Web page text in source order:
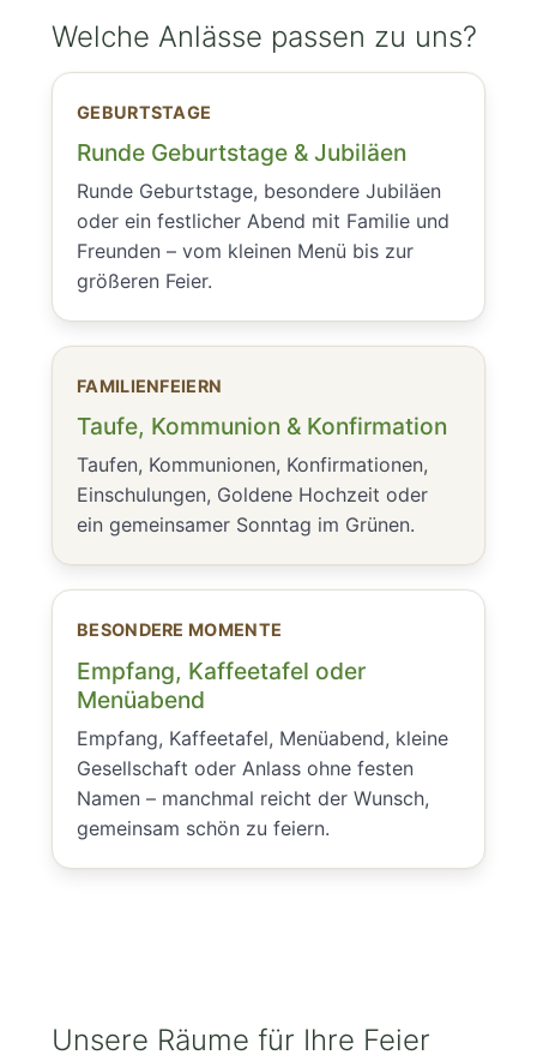
Welche Anlässe passen zu uns?
GEBURTSTAGE
Runde Geburtstage & Jubiläen
Runde Geburtstage, besondere Jubiläen
oder ein festlicher Abend mit Familie und
Freunden – vom kleinen Menü bis zur
größeren Feier.
FAMILIENFEIERN
Taufe, Kommunion & Konfirmation
Taufen, Kommunionen, Konfirmationen,
Einschulungen, Goldene Hochzeit oder
ein gemeinsamer Sonntag im Grünen.
BESONDERE MOMENTE
Empfang, Kaffeetafel oder
Menüabend
Empfang, Kaffeetafel, Menüabend, kleine
Gesellschaft oder Anlass ohne festen
Namen – manchmal reicht der Wunsch,
gemeinsam schön zu feiern.
Unsere Räume für Ihre Feier